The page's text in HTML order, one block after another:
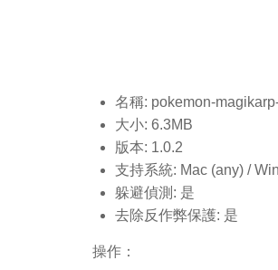
名稱: pokemon-
大小: 6.3MB
版本: 1.0.2
支持系統: Mac (any) /
躲避偵測: 是
去除反作弊保護: 是
操作：